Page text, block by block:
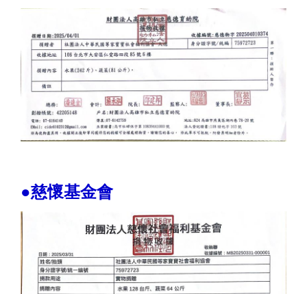
●慈懷基金會